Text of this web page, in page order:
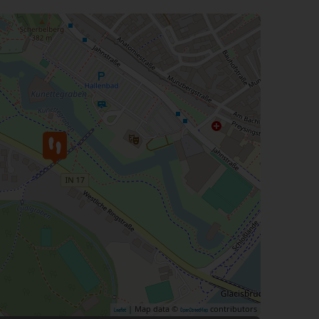
Leaflet | Map data © OpenStreetMap contributors